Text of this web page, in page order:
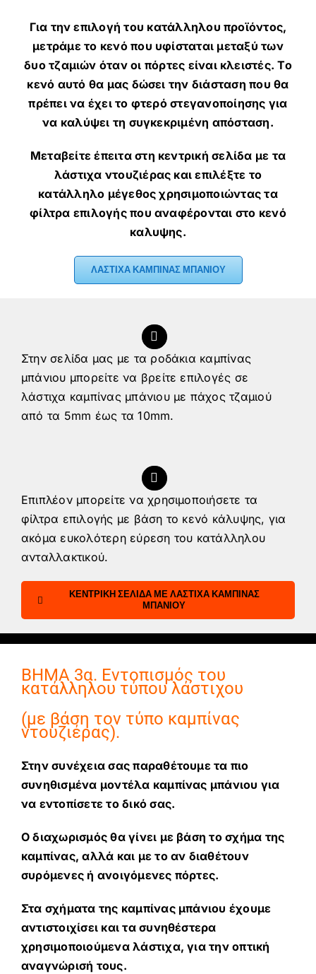
Για την επιλογή του κατάλληλου προϊόντος,
μετράμε το κενό που υφίσταται μεταξύ των
δυο τζαμιών όταν οι πόρτες είναι κλειστές. Το
κενό αυτό θα μας δώσει την διάσταση που θα
πρέπει να έχει το φτερό στεγανοποίησης για
να καλύψει τη συγκεκριμένη απόσταση.
Μεταβείτε έπειτα στη κεντρική σελίδα με τα
λάστιχα ντουζιέρας και επιλέξτε το
κατάλληλο μέγεθος χρησιμοποιώντας τα
φίλτρα επιλογής που αναφέρονται στο κενό
καλυψης.
ΛΑΣΤΙΧΑ ΚΑΜΠΙΝΑΣ ΜΠΑΝΙΟΥ
Στην σελίδα μας με τα ροδάκια καμπίνας
μπάνιου μπορείτε να βρείτε επιλογές σε
λάστιχα καμπίνας μπάνιου με πάχος τζαμιού
από τα 5mm έως τα 10mm.
Επιπλέον μπορείτε να χρησιμοποιήσετε τα
φίλτρα επιλογής με βάση το κενό κάλυψης, για
ακόμα ευκολότερη εύρεση του κατάλληλου
ανταλλακτικού.
ΚΕΝΤΡΙΚΗ ΣΕΛΙΔΑ ΜΕ ΛΑΣΤΙΧΑ ΚΑΜΠΙΝΑΣ
ΜΠΑΝΙΟΥ
ΒΗΜΑ 3α. Εντοπισμός του
κατάλληλου τύπου λάστιχου
(με βάση τον τύπο καμπίνας
ντουζιέρας).
Στην συνέχεια σας παραθέτουμε τα πιο
συνηθισμένα μοντέλα καμπίνας μπάνιου για
να εντοπίσετε το δικό σας.
Ο διαχωρισμός θα γίνει με βάση το σχήμα της
καμπίνας, αλλά και με το αν διαθέτουν
συρόμενες ή ανοιγόμενες πόρτες.
Στα σχήματα της καμπίνας μπάνιου έχουμε
αντιστοιχίσει και τα συνηθέστερα
χρησιμοποιούμενα λάστιχα, για την οπτική
αναγνώρισή τους.